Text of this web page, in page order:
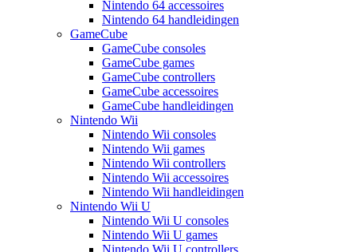
Nintendo 64 accessoires
Nintendo 64 handleidingen
GameCube
GameCube consoles
GameCube games
GameCube controllers
GameCube accessoires
GameCube handleidingen
Nintendo Wii
Nintendo Wii consoles
Nintendo Wii games
Nintendo Wii controllers
Nintendo Wii accessoires
Nintendo Wii handleidingen
Nintendo Wii U
Nintendo Wii U consoles
Nintendo Wii U games
Nintendo Wii U controllers